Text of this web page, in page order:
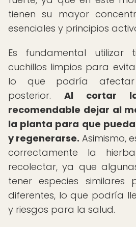
tienen su mayor
esenciales y principios
Es fundamental utilizar
cuchillos limpios para
lo que podría afectar
posterior. Al cortar
recomendable dejar al
la planta para que
y regenerarse. Asimismo,
correctamente la
recolectar, ya que
tener especies similares
diferentes, lo que podría
y riesgos para la salud.